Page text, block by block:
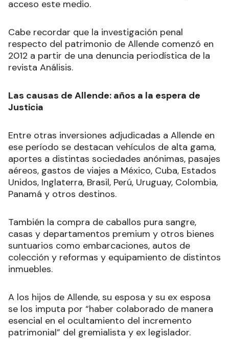
acceso este medio.
Cabe recordar que la investigación penal
respecto del patrimonio de Allende comenzó en
2012 a partir de una denuncia periodística de la
revista Análisis.
Las causas de Allende: años a la espera de
Justicia
Entre otras inversiones adjudicadas a Allende en
ese período se destacan vehículos de alta gama,
aportes a distintas sociedades anónimas, pasajes
aéreos, gastos de viajes a México, Cuba, Estados
Unidos, Inglaterra, Brasil, Perú, Uruguay, Colombia,
Panamá y otros destinos.
También la compra de caballos pura sangre,
casas y departamentos premium y otros bienes
suntuarios como embarcaciones, autos de
colección y reformas y equipamiento de distintos
inmuebles.
A los hijos de Allende, su esposa y su ex esposa
se los imputa por “haber colaborado de manera
esencial en el ocultamiento del incremento
patrimonial” del gremialista y ex legislador.